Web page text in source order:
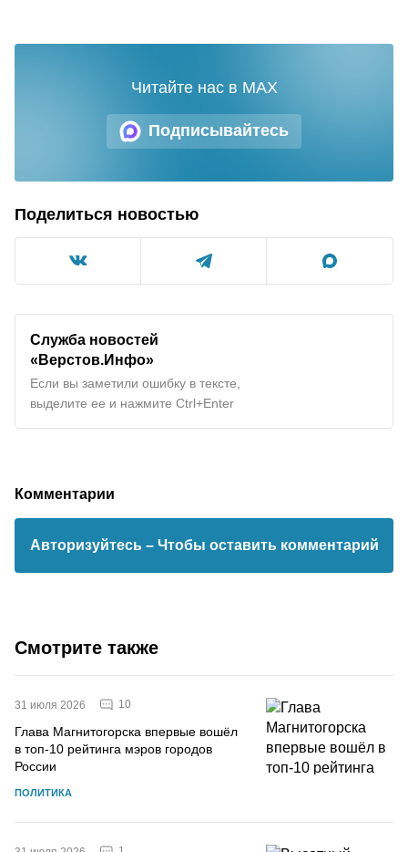
Подписывайтесь
Читайте нас в MAX
Поделиться новостью
Служба новостей
«Верстов.Инфо»
Если вы заметили ошибку в тексте,
выделите ее и нажмите Ctrl+Enter
Комментарии
Авторизуйтесь – Чтобы оставить комментарий
Смотрите также
31 июля 2026 10
Глава Магнитогорска впервые вошёл
в топ-10 рейтинга мэров городов
России
ПОЛИТИКА